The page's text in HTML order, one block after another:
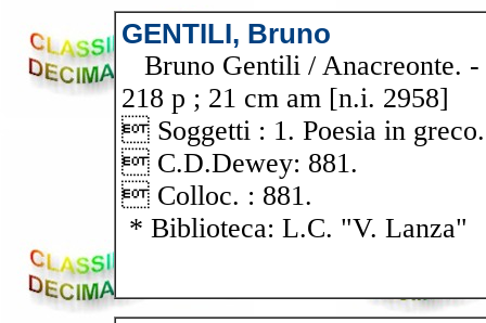
GENTILI, Bruno
Bruno Gentili / Anacreonte. -
218 p ; 21 cm am [n.i. 2958]
 Soggetti : 1. Poesia in greco.
 C.D.Dewey: 881.
 Colloc. : 881.
* Biblioteca: L.C. "V. Lanza"